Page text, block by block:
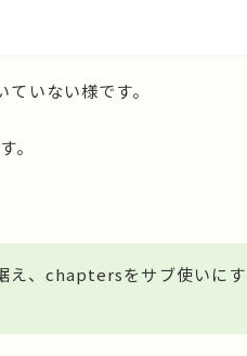
いない様です。
。
え、chaptersをサブ使いに